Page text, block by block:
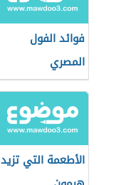
فوائد الفول
المصري
الأطعمة التي تزيد